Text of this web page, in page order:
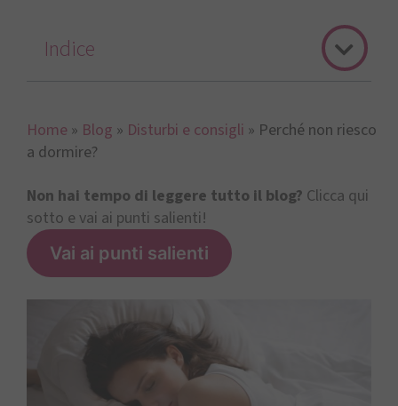
Home » Blog » Disturbi e consigli » Perché non riesco
a dormire?
Non hai tempo di leggere tutto il blog? Clicca qui
sotto e vai ai punti salienti!
Vai ai punti salienti
Indice